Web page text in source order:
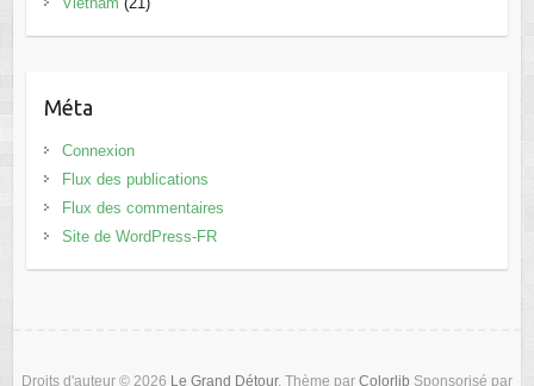
Méta
Connexion
Flux des publications
Flux des commentaires
Site de WordPress-FR
Droits d'auteur © 2026 Le Grand Détour. Thème par Colorlib Sponsorisé par